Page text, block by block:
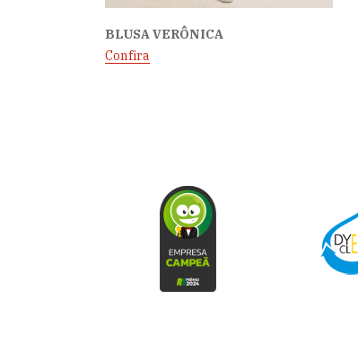
BLUSA VERÔNICA
Confira